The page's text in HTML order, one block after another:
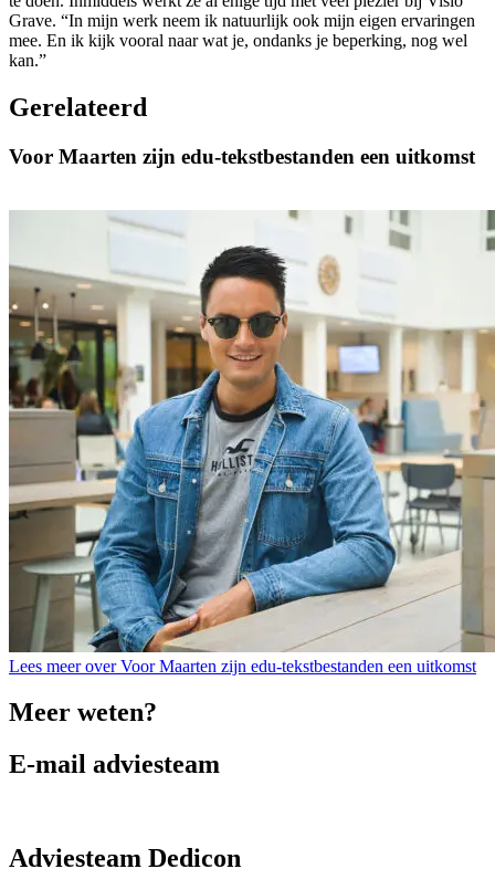
Grave. “In mijn werk neem ik natuurlijk ook mijn eigen ervaringen
mee. En ik kijk vooral naar wat je, ondanks je beperking, nog wel
kan.”
Gerelateerd
Voor Maarten zijn edu-tekstbestanden een uitkomst
Lees meer over Voor Maarten zijn edu-tekstbestanden een uitkomst
Meer weten?
E-mail adviesteam
Adviesteam Dedicon